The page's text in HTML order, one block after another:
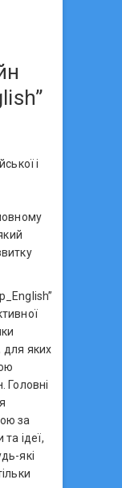
і
яких
Головні
за
ідеї,
які